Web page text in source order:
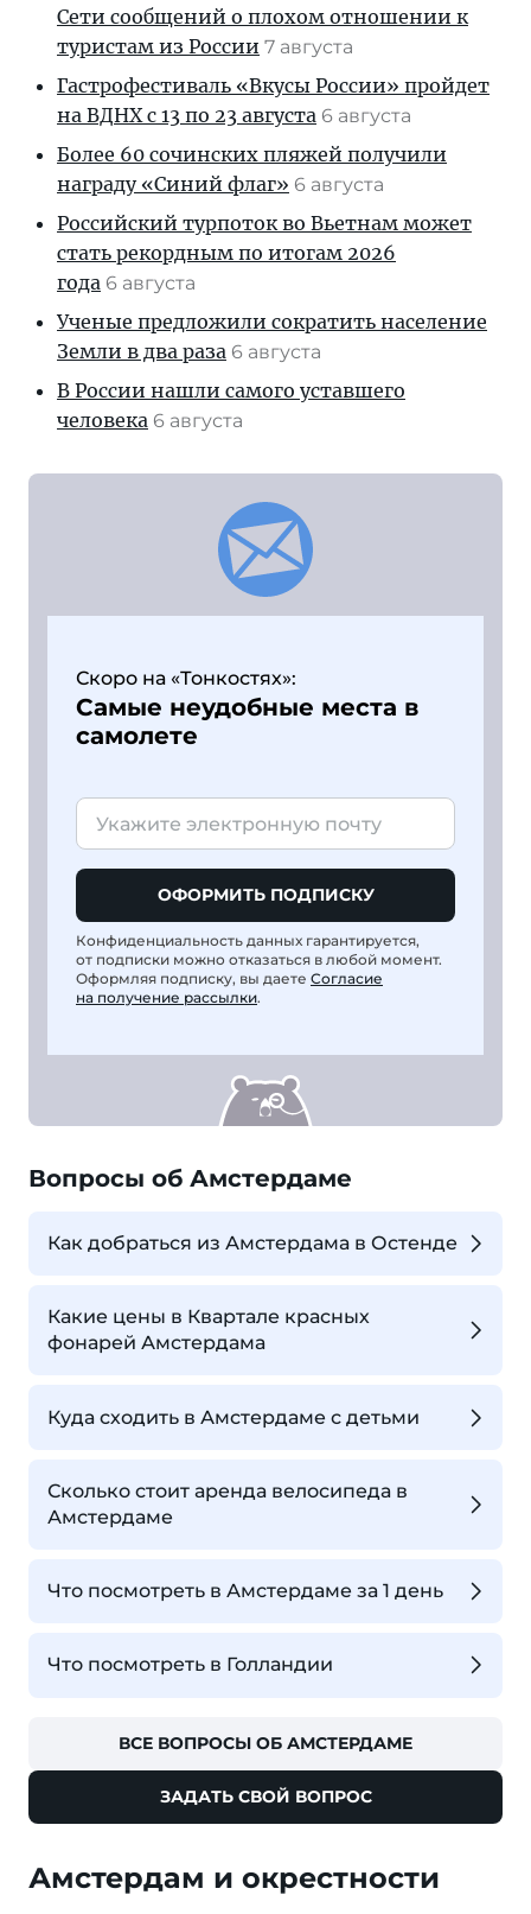
Сети сообщений о плохом отношении к
туристам из России 7 августа
Гастрофестиваль «Вкусы России» пройдет
на ВДНХ с 13 по 23 августа 6 августа
Более 60 сочинских пляжей получили
награду «Синий флаг» 6 августа
Российский турпоток во Вьетнам может
стать рекордным по итогам 2026
года 6 августа
Ученые предложили сократить население
Земли в два раза 6 августа
В России нашли самого уставшего
человека 6 августа
Скоро на «Тонкостях»:
Самые неудобные места в
самолете
ОФОРМИТЬ ПОДПИСКУ
Конфиденциальность данных гарантируется,
от подписки можно отказаться в любой момент.
Оформляя подписку, вы даете Согласие
на получение рассылки.
Вопросы об Амстердаме
Как добраться из Амстердама в Остенде
Какие цены в Квартале красных
фонарей Амстердама
Куда сходить в Амстердаме с детьми
Сколько стоит аренда велосипеда в
Амстердаме
Что посмотреть в Амстердаме за 1 день
Что посмотреть в Голландии
ВСЕ ВОПРОСЫ ОБ АМСТЕРДАМЕ
ЗАДАТЬ СВОЙ ВОПРОС
Амстердам и окрестности